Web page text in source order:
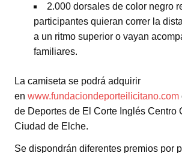
2.000 dorsales de color negro
participantes quieran correr la
a un ritmo superior o vayan
familiares.
La camiseta se podrá adquirir
en www.fundaciondeporteilicitano.com
de Deportes de El Corte Inglés Centro
Ciudad de Elche.
Se dispondrán diferentes premios por